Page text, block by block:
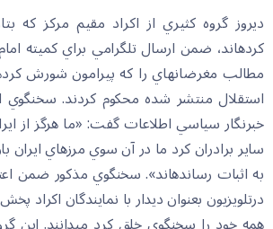
ديروز گروه كثيري از اكراد مقيم مركز كه
كرده‏اند، ضمن ارسال تلگرامي براي كميته
مطالب مغرضانه‏اي را كه پيرامون شورش
استقلال منتشر شده محكوم كردند. سخنگوي
خبرنگار سياسي اطلاعات گفت: «ما هرگز از
ساير برادران كرد ما در آن سوي مرزهاي ايران
به اثبات رسانده‏اند». سخنگوي مذكور ضمن
درتلويزيون بعنوان ديدار با نمايندگان اكراد